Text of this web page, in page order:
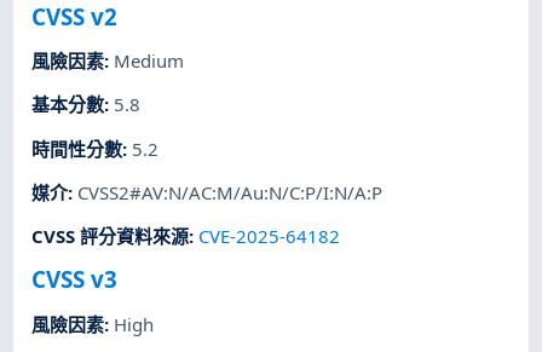
CVSS v2
風險因素: Medium
基本分數: 5.8
時間性分數: 5.2
媒介: CVSS2#AV:N/AC:M/Au:N/C:P/I:N/A:P
CVSS 評分資料來源: CVE-2025-64182
CVSS v3
風險因素: High